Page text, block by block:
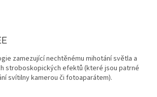
zamezující nechtěnému mihotání světla a
stroboskopických efektů (které jsou patrné
svítilny kamerou či fotoaparátem).